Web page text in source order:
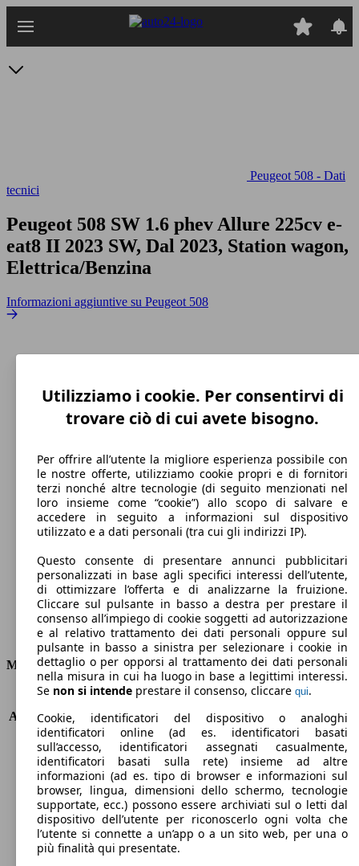
Peugeot 508 - Dati
tecnici
Peugeot 508 SW 1.6 phev Allure 225cv e-
eat8 II 2023 SW, Dal 2023, Station wagon,
Elettrica/Benzina
Informazioni aggiuntive su Peugeot 508
240 km/h
Velocità massima
Elettrica/Benzina
Carburante
Motore e Prestazioni
KW (PS)
132 kW (180 PS)
Accelerazione (0-100 km/h)
8.0s
Velocità massima (km/h)
240 km/h
Numero di marce
8
Coppia
300 nm
Cilindrata
1598 ccm
Carburante
Elettrica/Benzina
Cilindri
Trasmissione
Automatico
Tipo di trazione
Utilizziamo i cookie. Per consentirvi di
trovare ciò di cui avete bisogno.
Per offrire all’utente la migliore esperienza possibile con
le nostre offerte, utilizziamo cookie propri e di fornitori
terzi nonché altre tecnologie (di seguito menzionati nel
loro insieme come “cookie”) allo scopo di salvare e
accedere in seguito a informazioni sul dispositivo
utilizzato e a dati personali (tra cui gli indirizzi IP).
Questo consente di presentare annunci pubblicitari
personalizzati in base agli specifici interessi dell’utente,
di ottimizzare l’offerta e di analizzarne la fruizione.
Cliccare sul pulsante in basso a destra per prestare il
consenso all’impiego di cookie soggetti ad autorizzazione
e al relativo trattamento dei dati personali oppure sul
pulsante in basso a sinistra per selezionare i cookie in
dettaglio o per opporsi al trattamento dei dati personali
nella misura in cui ha luogo in base a legittimi interessi.
Se non si intende prestare il consenso, cliccare qui.
Cookie, identificatori del dispositivo o analoghi
identificatori online (ad es. identificatori basati
sull’accesso, identificatori assegnati casualmente,
identificatori basati sulla rete) insieme ad altre
informazioni (ad es. tipo di browser e informazioni sul
browser, lingua, dimensioni dello schermo, tecnologie
supportate, ecc.) possono essere archiviati sul o letti dal
dispositivo dell’utente per riconoscerlo ogni volta che
l’utente si connette a un’app o a un sito web, per una o
più finalità qui presentate.